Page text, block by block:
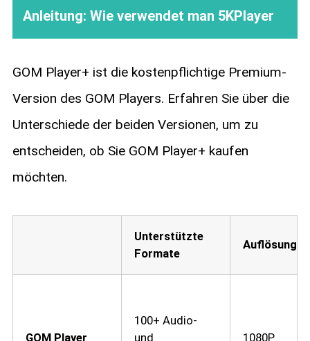
Anleitung: Wie verwendet man 5KPlayer
GOM Player+ ist die kostenpflichtige Premium-
Version des GOM Players. Erfahren Sie über die
Unterschiede der beiden Versionen, um zu
entscheiden, ob Sie GOM Player+ kaufen
möchten.
Unterstützte
Formate
Auflösung
GOM Player
100+ Audio-
und
1080P